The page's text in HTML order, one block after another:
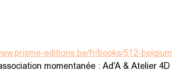
editions.be/fr/books/512-belgium
momentanée : Ad'A & Atelier 4D